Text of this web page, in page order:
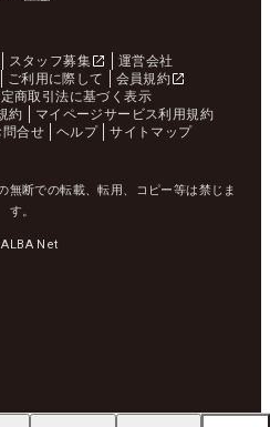
スタッフ募集
運営会社
ご利用に際して
会員規約
商取引法に基づく表示
約
マイページサービス利用規約
問合せ ヘルプ サイトマップ
無断での転載、転用、コピー等は禁じま
す。
Net